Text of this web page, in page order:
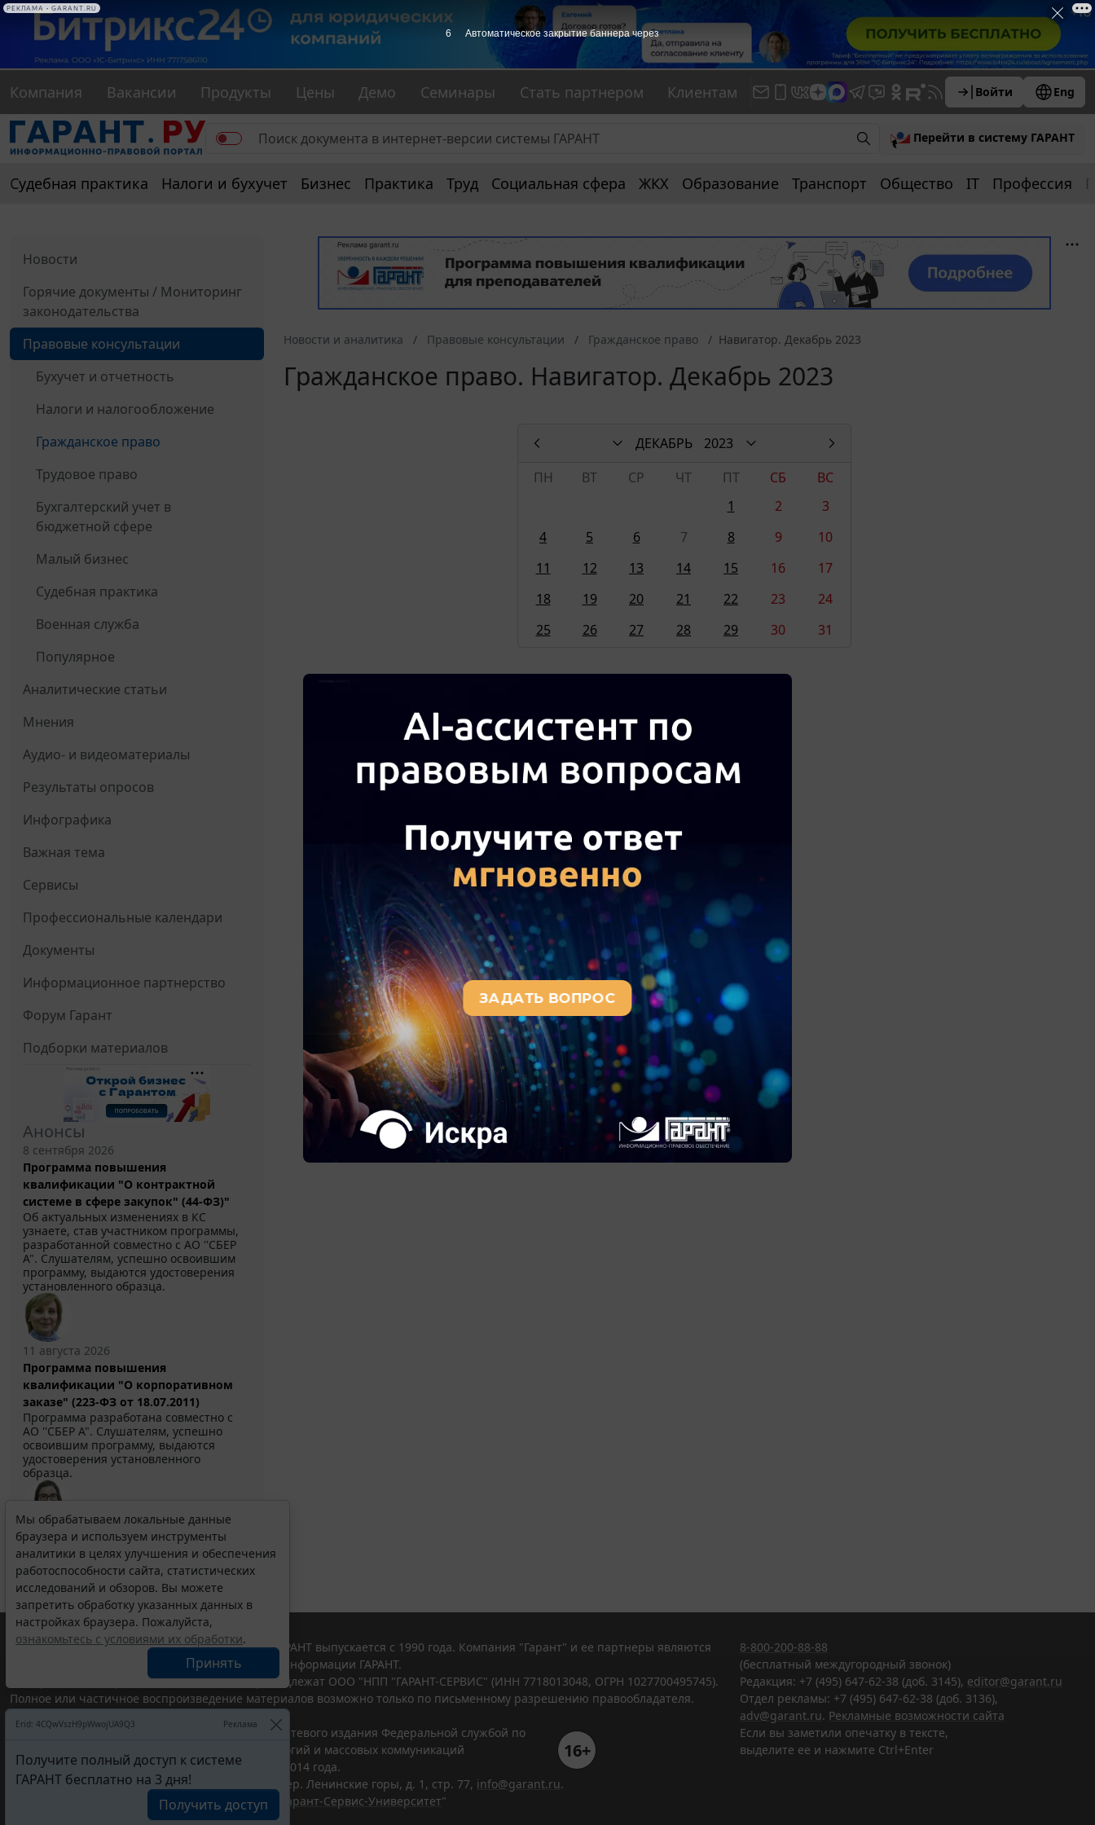
Компания Вакансии Продукты Цены Демо Семинары Стать партнером Клиентам Войти Eng
Перейти в систему ГАРАНТ
Судебная практика Налоги и бухучет Бизнес Практика Труд Социальная сфера ЖКХ Образование Транспорт Общество IT Профессия
Новости
Горячие документы / Мониторинг
законодательства
Правовые консультации
Бухучет и отчетность
Налоги и налогообложение
Гражданское право
Трудовое право
Бухгалтерский учет в
бюджетной сфере
Малый бизнес
Судебная практика
Военная служба
Популярное
Аналитические статьи
Мнения
Аудио- и видеоматериалы
Результаты опросов
Инфографика
Важная тема
Сервисы
Профессиональные календари
Документы
Информационное партнерство
Форум Гарант
Подборки материалов
Анонсы
8 сентября 2026
Программа повышения
квалификации "О контрактной
системе в сфере закупок" (44-ФЗ)"
Об актуальных изменениях в КС
узнаете, став участником программы,
разработанной совместно с АО ''СБЕР
А". Слушателям, успешно освоившим
программу, выдаются удостоверения
установленного образца.
11 августа 2026
Программа повышения
квалификации "О корпоративном
заказе" (223-ФЗ от 18.07.2011)
Программа разработана совместно с
АО ''СБЕР А". Слушателям, успешно
освоившим программу, выдаются
удостоверения установленного
образца.
Выберите тему программы повышения квалификации
для юристов ...
Новости и аналитика Правовые консультации Гражданское право Навигатор. Декабрь 2023
Гражданское право. Навигатор. Декабрь 2023
ДЕКАБРЬ
2023
ПН
ВТ СР ЧТ ПТ СБ
ВС
1
2
3
4
5 6 7 8 9
10
11
12 13 14 15 16
17
18
19 20 21 22 23
24
25
26 27 28 29 30 31
Мы обрабатываем локальные данные
браузера и используем инструменты
аналитики в целях улучшения и обеспечения
работоспособности сайта, статистических
исследований и обзоров. Вы можете
запретить обработку указанных данных в
настройках браузера. Пожалуйста,
ознакомьтесь с условиями их обработки.
Принять
Erid: 4CQwVszH9pWwojUA9Q3 Реклама
Получите полный доступ к системе
ГАРАНТ бесплатно на 3 дня!
Получить доступ
© ООО "НПП "ГАРАНТ-СЕРВИС", 2026. Система ГАРАНТ выпускается с 1990 года. Компания "Гарант" и ее партнеры являются
участниками Российской ассоциации правовой информации ГАРАНТ.
Все права на материалы сайта ГАРАНТ.РУ принадлежат ООО "НПП "ГАРАНТ-СЕРВИС" (ИНН 7718013048, ОГРН 1027700495745).
Полное или частичное воспроизведение материалов возможно только по письменному разрешению правообладателя.
Портал ГАРАНТ.РУ зарегистрирован в качестве сетевого издания Федеральной службой по
надзору в сфере связи,информационных технологий и массовых коммуникаций
(Роскомнадзором), Эл № ФС77-58365 от 18 июня 2014 года.
16+
ООО "НПП "ГАРАНТ-СЕРВИС", 119234, г. Москва, тер. Ленинские горы, д. 1, стр. 77, info@garant.ru.
Разработчик ЭПС Система ГАРАНТ – ООО "НПП "
Гарант-Сервис-Университет"
8-800-200-88-88
(бесплатный междугородный звонок)
Редакция: +7 (495) 647-62-38 (доб. 3145), editor@garant.ru
Отдел рекламы: +7 (495) 647-62-38 (доб. 3136),
adv@garant.ru. Рекламные возможности сайта
Если вы заметили опечатку в тексте,
выделите ее и нажмите Ctrl+Enter
5 Автоматическое закрытие баннера через
РЕКЛАМА • GARANT.RU